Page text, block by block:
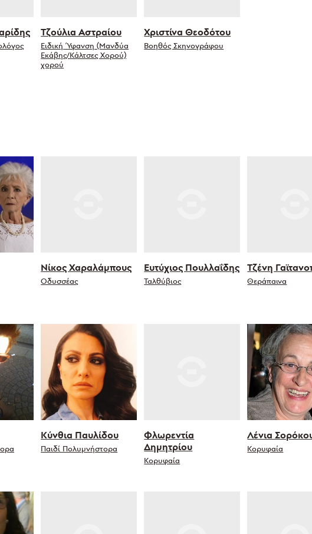
Τζούλια Αστραίου
Ειδική Ύφανση (Μανδύα
Εκάβης/Κάλτσες Χορού)
χορού
Χριστίνα Θεοδότου
Βοηθός Σκηνογράφου
Νίκος Χαραλάμπους
Οδυσσέας
Ευτύχιος Πουλλαΐδης
Ταλθύβιος
Τζένη
Θεράπαινα
Κύνθια Παυλίδου
Παιδί Πολυμνήστορα
Φλωρεντία
Δημητρίου
Κορυφαία
Λένια
Κορυφαία